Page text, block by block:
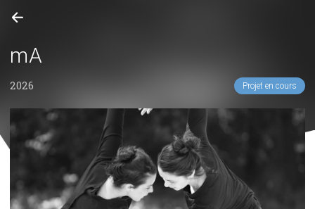
mA
2026 Projet en cours